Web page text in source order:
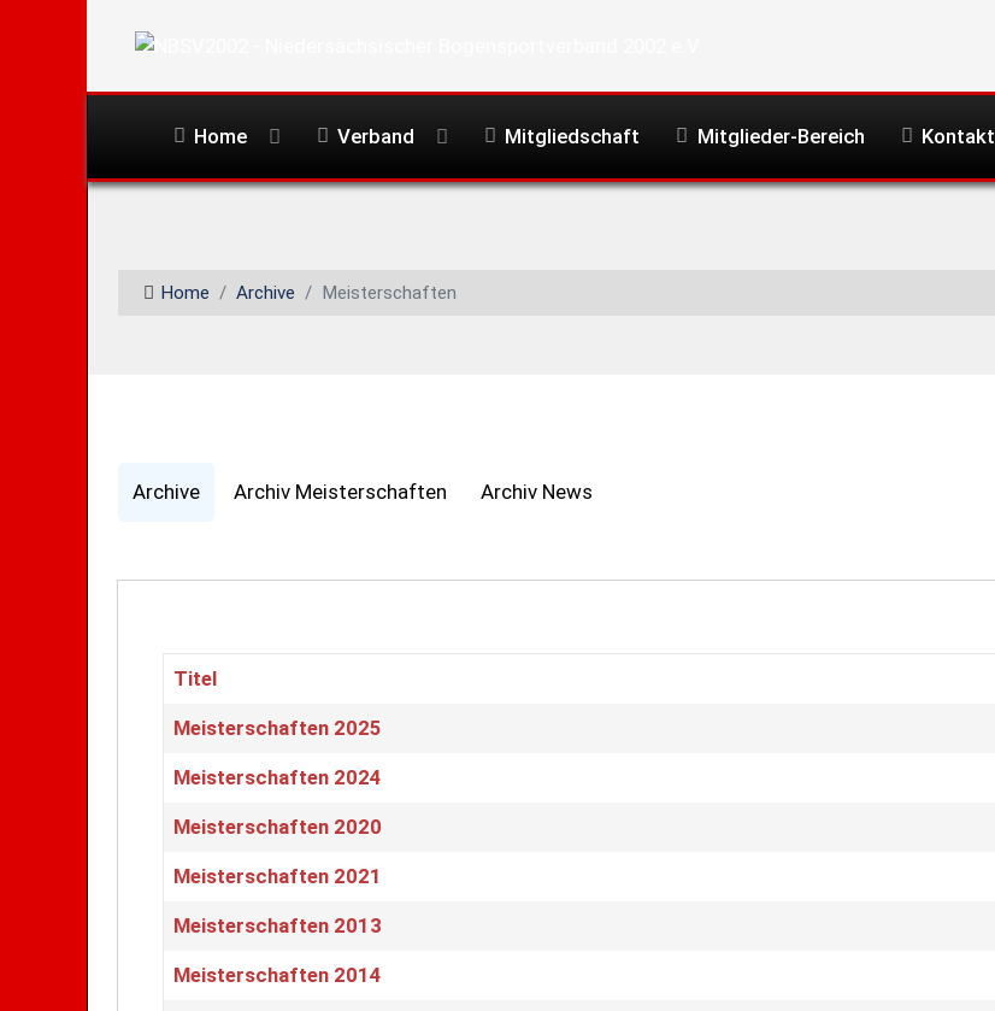
Home Verband Mitgliedschaft Mitglieder-Bereich Kontakt
Home Archive Meisterschaften
Archive Archiv Meisterschaften Archiv News
Beiträge
Titel
Meisterschaften 2025
Meisterschaften 2024
Meisterschaften 2020
Meisterschaften 2021
Meisterschaften 2013
Meisterschaften 2014